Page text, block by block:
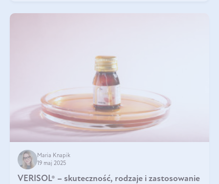
Maria Knapik
19 maj 2025
VERISOL® – skuteczność, rodzaje i zastosowanie